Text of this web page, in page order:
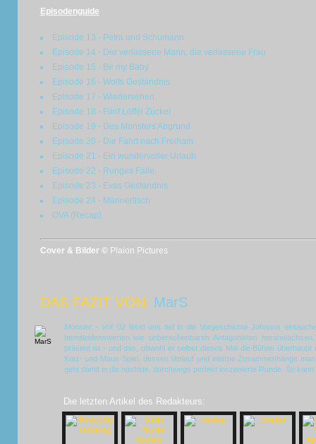
Episodenguide
Episode 13 - Petra und Schumann
Episode 14 - Der verlassene Mann, die verlassene Frau
Episode 15 - Be my Baby
Episode 16 - Wolfs Geständnis
Episode 17 - Wiedersehen
Episode 18 - Fünf Löffel Zucker
Episode 19 - Des Monsters Abgrund
Episode 20 - Die Fahrt nach Freiham
Episode 21 - Ein wundervoller Urlaub
Episode 22 - Runges Falle
Episode 23 - Evas Geständnis
Episode 24 - Männertisch
OVA (Recap)
Cover & Bilder © Plaion Pictures
DAS FAZIT VON: MarS
Monster - Vol. 02 lässt uns tief in die Vorgeschichte Johanns
bemitleidenswerten wie unberechenbaren Antagonisten
präsent ist - und das, obwohl er selbst dieses Mal die Bühne
Katz- und Maus-Spiel, dessen Verlauf und interne Zusammenhänge
geht damit in die nächste, durchwegs perfekt inszenierte Runde. So
Die letzten Artikel des Redakteurs: